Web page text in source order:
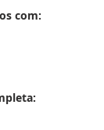
com: